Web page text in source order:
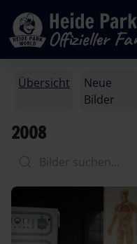
Übersicht
Neue
Bilder
2008